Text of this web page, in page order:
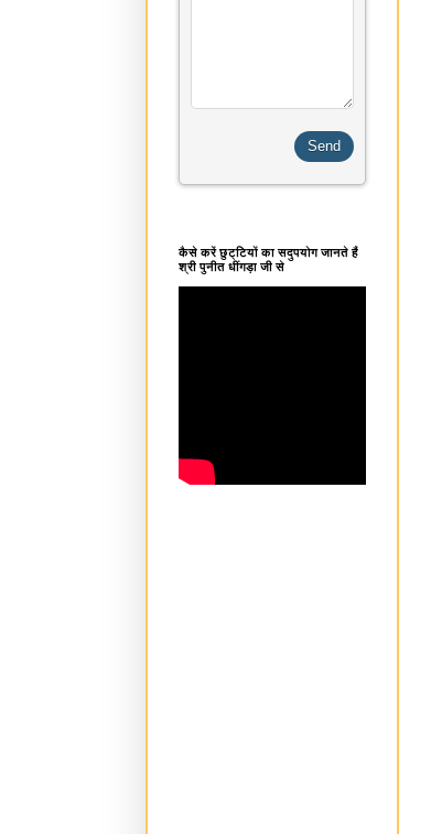
कैसे करें छुट्टियों का सदुपयोग जानते हैं
श्री पुनीत धींगड़ा जी से